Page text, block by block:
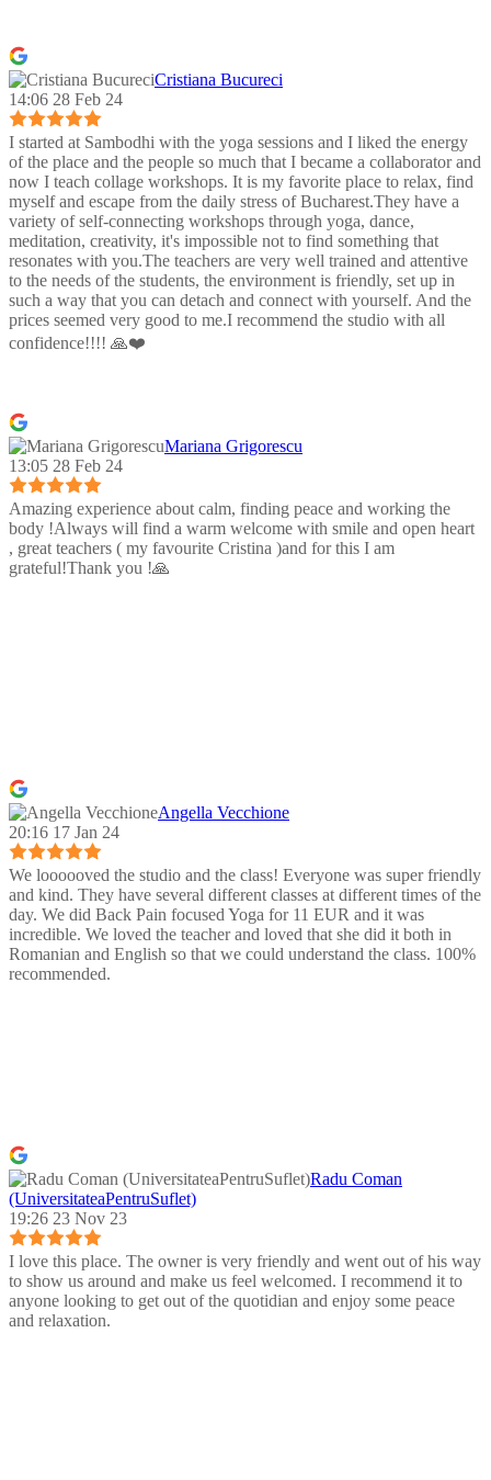
Cristiana Bucureci
14:06 28 Feb 24
I started at Sambodhi with the yoga sessions and I liked the energy
of the place and the people so much that I became a collaborator and
now I teach collage workshops. It is my favorite place to relax, find
myself and escape from the daily stress of Bucharest.They have a
variety of self-connecting workshops through yoga, dance,
meditation, creativity, it's impossible not to find something that
resonates with you.The teachers are very well trained and attentive
to the needs of the students, the environment is friendly, set up in
such a way that you can detach and connect with yourself. And the
prices seemed very good to me.I recommend the studio with all
confidence!!!! 🙏❤️
Mariana Grigorescu
13:05 28 Feb 24
Amazing experience about calm, finding peace and working the
body !Always will find a warm welcome with smile and open heart
, great teachers ( my favourite Cristina )and for this I am
grateful!Thank you !🙏
Angella Vecchione
20:16 17 Jan 24
We loooooved the studio and the class! Everyone was super friendly
and kind. They have several different classes at different times of the
day. We did Back Pain focused Yoga for 11 EUR and it was
incredible. We loved the teacher and loved that she did it both in
Romanian and English so that we could understand the class. 100%
recommended.
Radu Coman
(UniversitateaPentruSuflet)
19:26 23 Nov 23
I love this place. The owner is very friendly and went out of his way
to show us around and make us feel welcomed. I recommend it to
anyone looking to get out of the quotidian and enjoy some peace
and relaxation.